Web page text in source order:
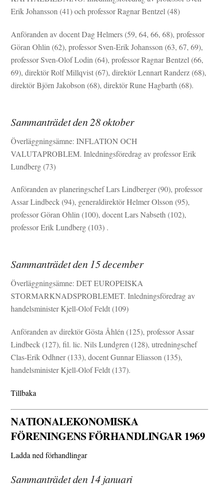
Erik Johansson (41) och professor Ragnar Bentzel (48)
Anföranden av docent Dag Helmers (59, 64, 66, 68), professor
Göran Ohlin (62), professor Sven-Erik Johansson (63, 67, 69),
professor Sven-Olof Lodin (64), professor Ragnar Bentzel (66,
69), direktör Rolf Millqvist (67), direktör Lennart Randerz (68),
direktör Björn Jakobson (68), direktör Rune Hagbarth (68).
Sammanträdet den 28 oktober
Överläggningsämne: INFLATION OCH
VALUTAPROBLEM. Inledningsföredrag av professor Erik
Lundberg (73)
Anföranden av planeringschef Lars Lindberger (90), professor
Assar Lindbeck (94), generaldirektör Helmer Olsson (95),
professor Göran Ohlin (100), docent Lars Nabseth (102),
professor Erik Lundberg (103) .
Sammanträdet den 15 december
Överläggningsämne: DET EUROPEISKA
STORMARKNADSPROBLEMET. Inledningsföredrag av
handelsminister Kjell-Olof Feldt (109)
Anföranden av direktör Gösta Åhlén (125), professor Assar
Lindbeck (127), fil. lic. Nils Lundgren (128), utredningschef
Clas-Erik Odhner (133), docent Gunnar Eliasson (135),
handelsminister Kjell-Olof Feldt (137).
Tillbaka
NATIONALEKONOMISKA
FÖRENINGENS FÖRHANDLINGAR 1969
Ladda ned förhandlingar
Sammanträdet den 14 januari